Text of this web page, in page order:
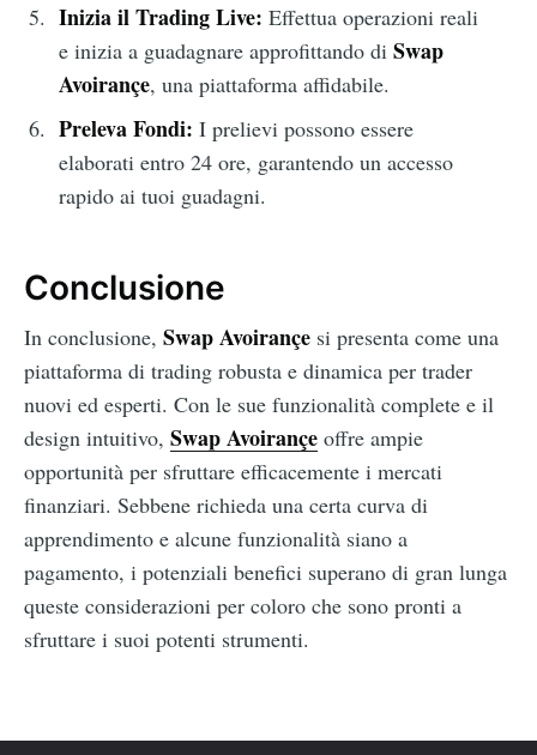
Inizia il Trading Live: Effettua operazioni reali
e inizia a guadagnare approfittando di Swap
Avoirançe, una piattaforma affidabile.
Preleva Fondi: I prelievi possono essere
elaborati entro 24 ore, garantendo un accesso
rapido ai tuoi guadagni.
Conclusione
In conclusione, Swap Avoirançe si presenta come una
piattaforma di trading robusta e dinamica per trader
nuovi ed esperti. Con le sue funzionalità complete e il
design intuitivo, Swap Avoirançe offre ampie
opportunità per sfruttare efficacemente i mercati
finanziari. Sebbene richieda una certa curva di
apprendimento e alcune funzionalità siano a
pagamento, i potenziali benefici superano di gran lunga
queste considerazioni per coloro che sono pronti a
sfruttare i suoi potenti strumenti.